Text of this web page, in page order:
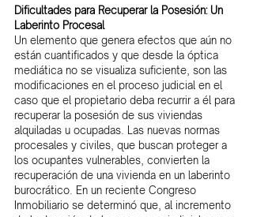
Dificultades para Recuperar la Posesión: Un
Laberinto Procesal
Un elemento que genera efectos que aún no
están cuantificados y que desde la óptica
mediática no se visualiza suficiente, son las
modificaciones en el proceso judicial en el
caso que el propietario deba recurrir a él para
recuperar la posesión de sus viviendas
alquiladas u ocupadas. Las nuevas normas
procesales y civiles, que buscan proteger a
los ocupantes vulnerables, convierten la
recuperación de una vivienda en un laberinto
burocrático. En un reciente Congreso
Inmobiliario se determinó que, al incremento